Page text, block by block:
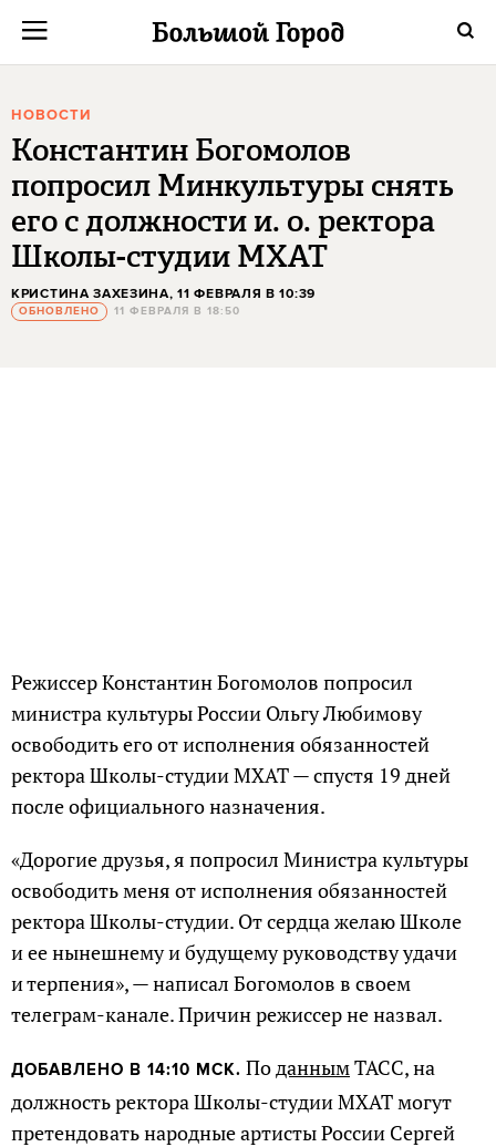
НОВОСТИ
Константин Богомолов
попросил Минкультуры снять
его с должности и. о. ректора
Школы-студии МХАТ
КРИСТИНА ЗАХЕЗИНА, 11 ФЕВРАЛЯ В 10:39
ОБНОВЛЕНО 11 ФЕВРАЛЯ В 18:50
Режиссер Константин Богомолов попросил
министра культуры России Ольгу Любимову
освободить его от исполнения обязанностей
ректора Школы-студии МХАТ — спустя 19 дней
после официального назначения.
«Дорогие друзья, я попросил Министра культуры
освободить меня от исполнения обязанностей
ректора Школы-студии. От сердца желаю Школе
и ее нынешнему и будущему руководству удачи
и терпения», — написал Богомолов в своем
телеграм-канале. Причин режиссер не назвал.
ДОБАВЛЕНО В 14:10 МСК. ПоданнымТАСС, на
должность ректора Школы-студии МХАТ могут
претендовать народные артисты России Сергей